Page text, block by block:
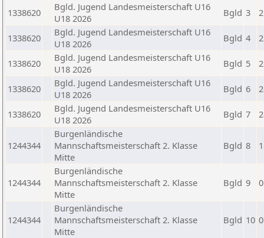
1338620
Bgld. Jugend Landesmeisterschaft U16
U18 2026
Bgld 3
1338620
Bgld. Jugend Landesmeisterschaft U16
U18 2026
Bgld 4
1338620
Bgld. Jugend Landesmeisterschaft U16
U18 2026
Bgld 5
1338620
Bgld. Jugend Landesmeisterschaft U16
U18 2026
Bgld 6
1338620
Bgld. Jugend Landesmeisterschaft U16
U18 2026
Bgld 7
1244344
Burgenländische
Mannschaftsmeisterschaft 2. Klasse
Mitte
Bgld 8
1244344
Burgenländische
Mannschaftsmeisterschaft 2. Klasse
Mitte
Bgld 9
1244344
Burgenländische
Mannschaftsmeisterschaft 2. Klasse
Mitte
Bgld 10